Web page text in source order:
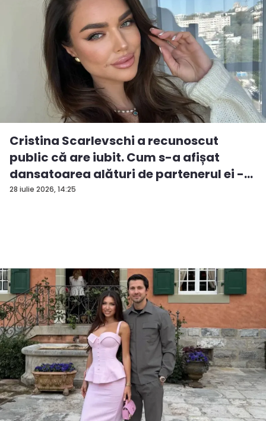
28 iulie 2026, 14:25
Cristina Scarlevschi a recunoscut
public că are iubit. Cum s-a afișat
dansatoarea alături de partenerul ei -
V...